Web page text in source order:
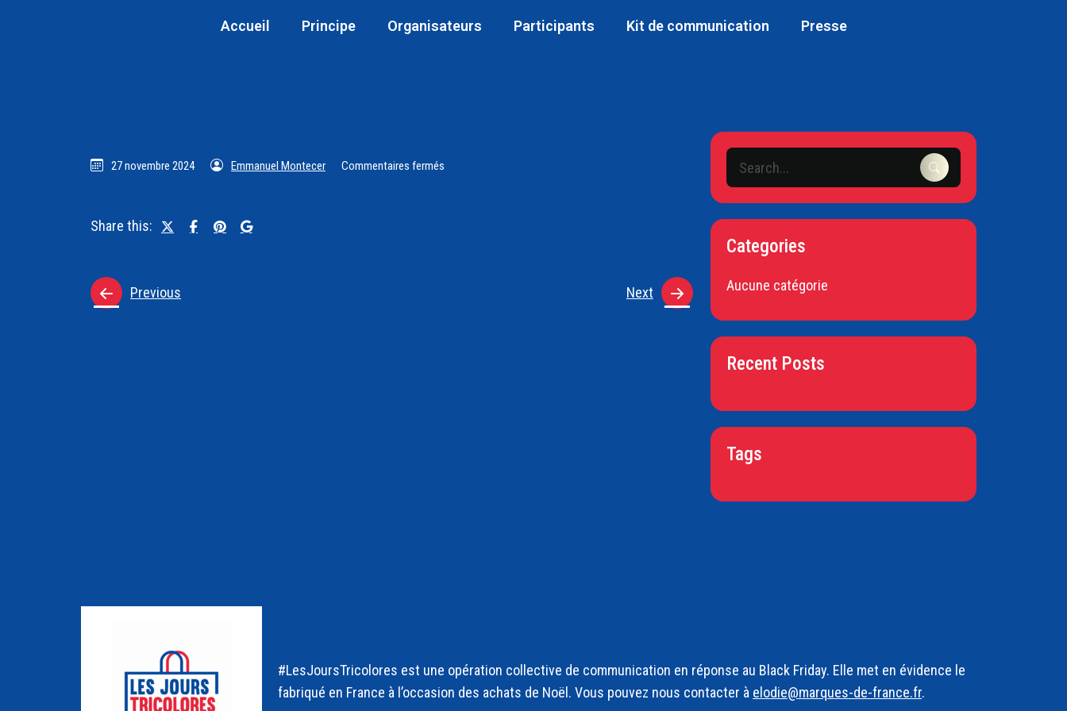
Accueil Principe Organisateurs Participants Kit de communication Presse
27 novembre 2024 Emmanuel Montecer Commentaires fermés
Share this:
Previous Next
Categories
Aucune catégorie
Recent Posts
Tags
#LesJoursTricolores est une opération collective de communication en réponse au Black Friday. Elle met en évidence le
fabriqué en France à l’occasion des achats de Noël. Vous pouvez nous contacter à elodie@marques-de-france.fr.